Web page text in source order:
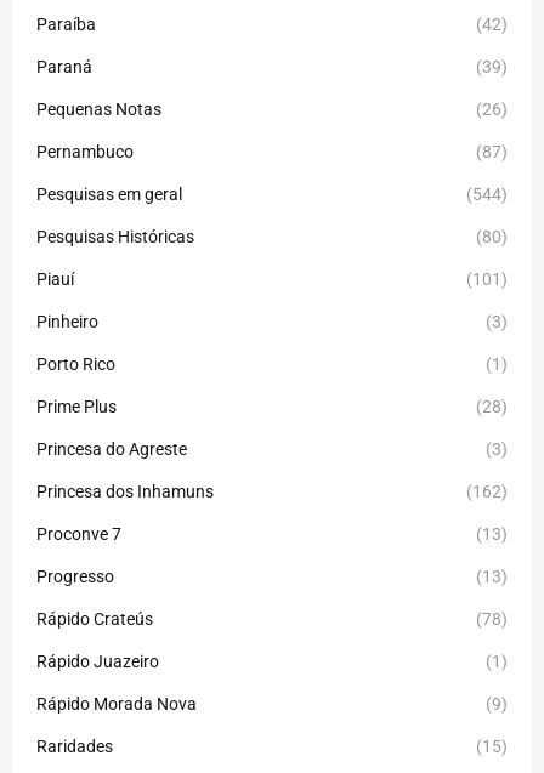
Paraíba (42)
Paraná (39)
Pequenas Notas (26)
Pernambuco (87)
Pesquisas em geral (544)
Pesquisas Históricas (80)
Piauí (101)
Pinheiro (3)
Porto Rico (1)
Prime Plus (28)
Princesa do Agreste (3)
Princesa dos Inhamuns (162)
Proconve 7 (13)
Progresso (13)
Rápido Crateús (78)
Rápido Juazeiro (1)
Rápido Morada Nova (9)
Raridades (15)